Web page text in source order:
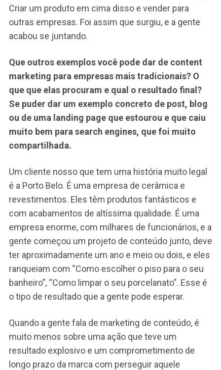
Criar um produto em cima disso e vender para
outras empresas. Foi assim que surgiu, e a gente
acabou se juntando.
Que outros exemplos você pode dar de content
marketing para empresas mais tradicionais? O
que que elas procuram e qual o resultado final?
Se puder dar um exemplo concreto de post, blog
ou de uma landing page que estourou e que caiu
muito bem para search engines, que foi muito
compartilhada.
Um cliente nosso que tem uma história muito legal
é a Porto Belo. É uma empresa de cerâmica e
revestimentos. Eles têm produtos fantásticos e
com acabamentos de altíssima qualidade. É uma
empresa enorme, com milhares de funcionários, e a
gente começou um projeto de conteúdo junto, deve
ter aproximadamente um ano e meio ou dois, e eles
ranqueiam com “Como escolher o piso para o seu
banheiro”, “Como limpar o seu porcelanato”. Esse é
o tipo de resultado que a gente pode esperar.
Quando a gente fala de marketing de conteúdo, é
muito menos sobre uma ação que teve um
resultado explosivo e um comprometimento de
longo prazo da marca com perseguir aquele